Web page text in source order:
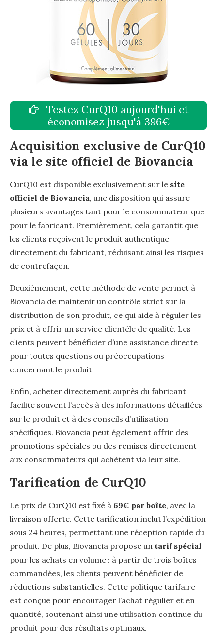
Testez CurQ10 aujourd'hui et
économisez jusqu'à 396€
Acquisition exclusive de CurQ10
via le site officiel de Biovancia
CurQ10 est disponible exclusivement sur le site
officiel de Biovancia, une disposition qui assure
plusieurs avantages tant pour le consommateur que
pour le fabricant. Premièrement, cela garantit que
les clients reçoivent le produit authentique,
directement du fabricant, réduisant ainsi les risques
de contrefaçon.
Deuxièmement, cette méthode de vente permet à
Biovancia de maintenir un contrôle strict sur la
distribution de son produit, ce qui aide à réguler les
prix et à offrir un service clientèle de qualité. Les
clients peuvent bénéficier d’une assistance directe
pour toutes questions ou préoccupations
concernant le produit.
Enfin, acheter directement auprès du fabricant
facilite souvent l’accès à des informations détaillées
sur le produit et à des conseils d’utilisation
spécifiques. Biovancia peut également offrir des
promotions spéciales ou des remises directement
aux consommateurs qui achètent via leur site.
Tarification de CurQ10
Le prix de CurQ10 est fixé à 69€ par boîte, avec la
livraison offerte. Cette tarification inclut l’expédition
sous 24 heures, permettant une réception rapide du
produit. De plus, Biovancia propose un tarif spécial
pour les achats en volume : à partir de trois boîtes
commandées, les clients peuvent bénéficier de
réductions substantielles. Cette politique tarifaire
est conçue pour encourager l’achat régulier et en
quantité, soutenant ainsi une utilisation continue du
produit pour des résultats optimaux.